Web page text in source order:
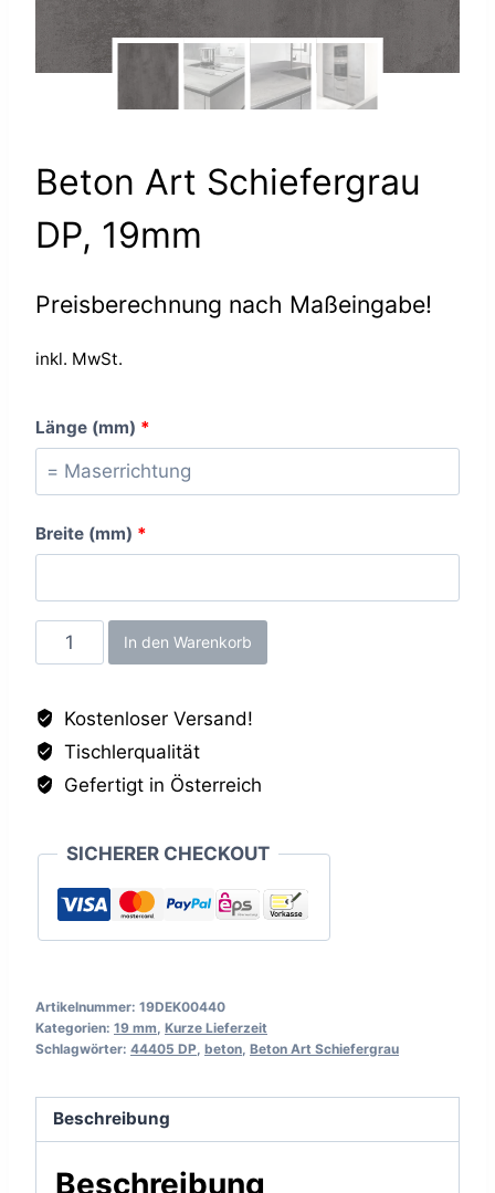
Beton Art Schiefergrau
DP, 19mm
Preisberechnung nach Maßeingabe!
inkl. MwSt.
Länge (mm) *
Breite (mm) *
Beton
Art
DP,
19mm
Menge
In den Warenkorb
Kostenloser Versand!
Tischlerqualität
Gefertigt in Österreich
SICHERER CHECKOUT
Artikelnummer: 19DEK00440
Kategorien: 19 mm Kurze Lieferzeit
Schlagwörter: 44405 DP beton Beton Art Schiefergrau
Beschreibung
Beschreibung